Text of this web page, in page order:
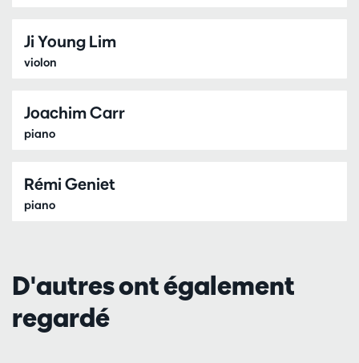
Ji Young Lim
violon
Joachim Carr
piano
Rémi Geniet
piano
D'autres ont également
regardé